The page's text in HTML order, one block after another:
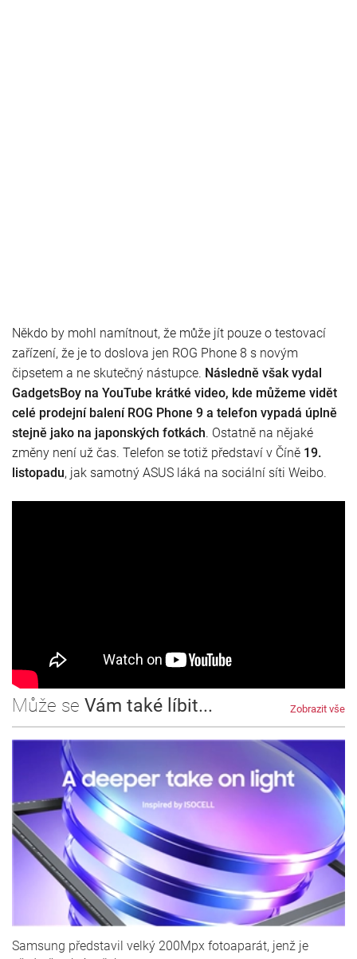
Někdo by mohl namítnout, že může jít pouze o testovací
zařízení, že je to doslova jen ROG Phone 8 s novým
čipsetem a ne skutečný nástupce. Následně však vydal
GadgetsBoy na YouTube krátké video, kde můžeme vidět
celé prodejní balení ROG Phone 9 a telefon vypadá úplně
stejně jako na japonských fotkách. Ostatně na nějaké
změny není už čas. Telefon se totiž představí v Číně 19.
listopadu, jak samotný ASUS láká na sociální síti Weibo.
Může se Vám také líbit... Zobrazit vše
Samsung představil velký 200Mpx fotoaparát, jenž je